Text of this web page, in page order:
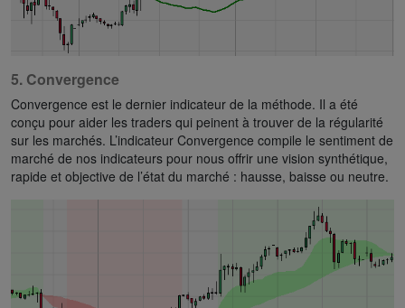
5. Convergence
Convergence est le dernier indicateur de la méthode. Il a été
conçu pour aider les traders qui peinent à trouver de la régularité
sur les marchés. L’indicateur Convergence compile le sentiment de
marché de nos indicateurs pour nous offrir une vision synthétique,
rapide et objective de l’état du marché : hausse, baisse ou neutre.